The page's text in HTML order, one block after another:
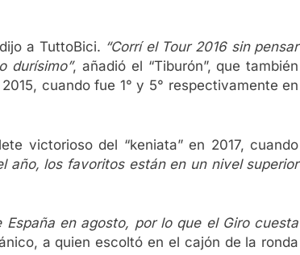
a TuttoBici. “Corrí el Tour 2016 sin pensar
durísimo”, añadió el “Tiburón”, que también
cuando fue 1° y 5° respectivamente en
victorioso del “keniata” en 2017, cuando
año, los favoritos están en un nivel superior
en agosto, por lo que el Giro cuesta
a quien escoltó en el cajón de la ronda